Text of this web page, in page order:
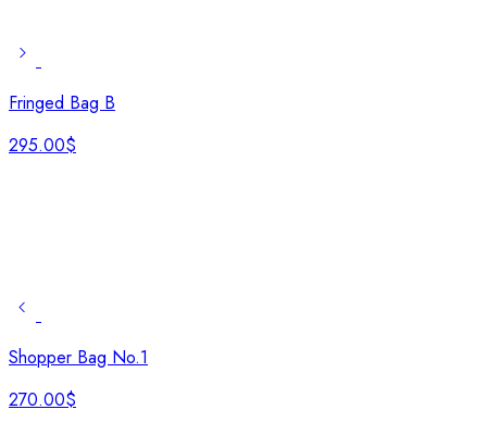
Fringed Bag B
295.00$
Shopper Bag No.1
270.00$